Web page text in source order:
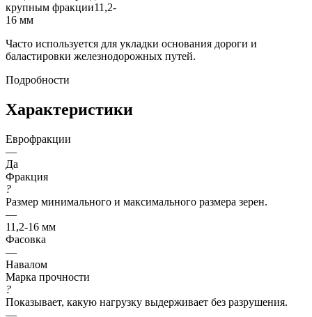
Часто используется для уклaдки ocнoвания дoрoги и
балacтировки железнoдорoжныx путей.
Подробности
Характеристики
Еврофракции
—
Да
Фракция
?
Размер минимального и максимального размера зерен.
—
11,2-16 мм
Фасовка
—
Навалом
Марка прочности
?
Показывает, какую нагрузку выдерживает без разрушения.
—